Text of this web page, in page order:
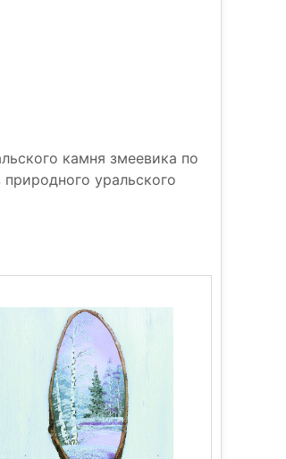
камня змеевика по
уральского